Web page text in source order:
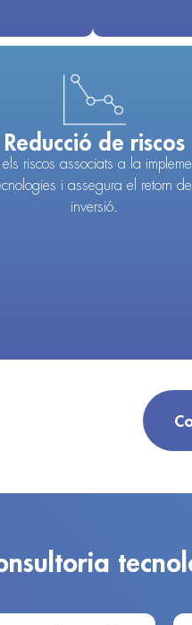
Reducció de riscos
riscos associats a la
i assegura el retorn
inversió.